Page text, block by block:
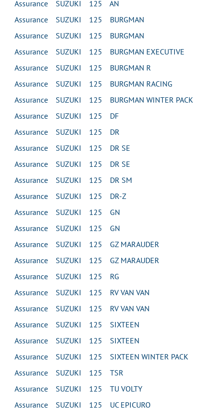
Assurance SUZUKI 125 AN
Assurance SUZUKI 125 BURGMAN
Assurance SUZUKI 125 BURGMAN
Assurance SUZUKI 125 BURGMAN EXECUTIVE
Assurance SUZUKI 125 BURGMAN R
Assurance SUZUKI 125 BURGMAN RACING
Assurance SUZUKI 125 BURGMAN WINTER PACK
Assurance SUZUKI 125 DF
Assurance SUZUKI 125 DR
Assurance SUZUKI 125 DR SE
Assurance SUZUKI 125 DR SE
Assurance SUZUKI 125 DR SM
Assurance SUZUKI 125 DR-Z
Assurance SUZUKI 125 GN
Assurance SUZUKI 125 GN
Assurance SUZUKI 125 GZ MARAUDER
Assurance SUZUKI 125 GZ MARAUDER
Assurance SUZUKI 125 RG
Assurance SUZUKI 125 RV VAN VAN
Assurance SUZUKI 125 RV VAN VAN
Assurance SUZUKI 125 SIXTEEN
Assurance SUZUKI 125 SIXTEEN
Assurance SUZUKI 125 SIXTEEN WINTER PACK
Assurance SUZUKI 125 TSR
Assurance SUZUKI 125 TU VOLTY
Assurance SUZUKI 125 UC EPICURO